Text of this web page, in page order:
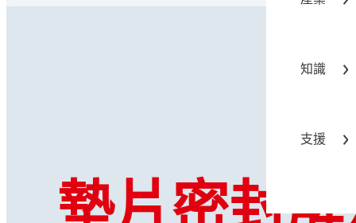
知識
支援
墊片密封